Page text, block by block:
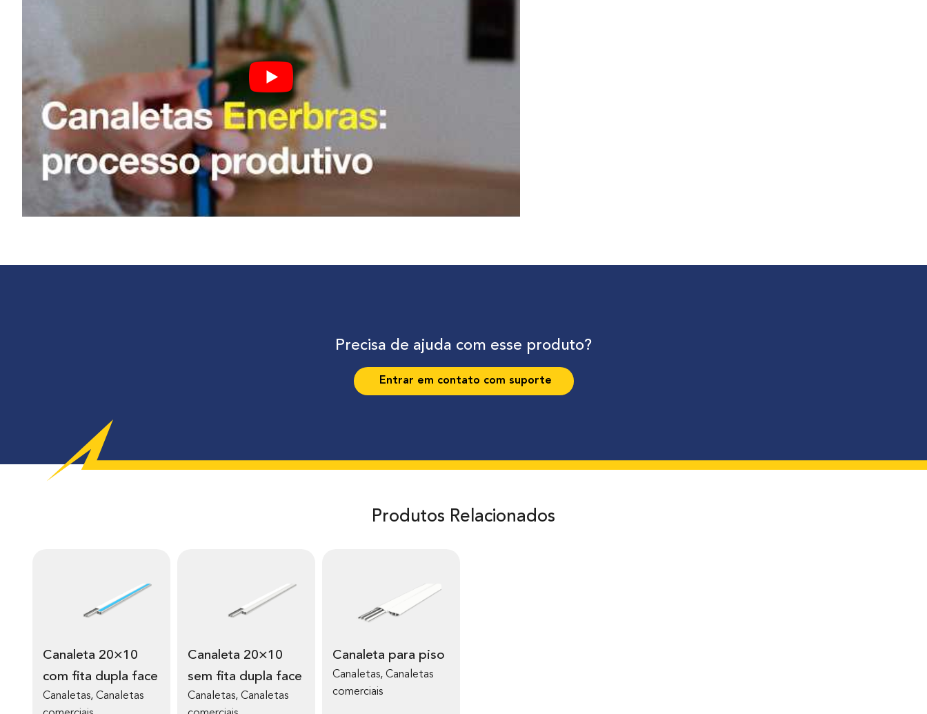
Precisa de ajuda com esse produto?
Entrar em contato com suporte
Produtos Relacionados
Canaleta 20×10
com fita dupla face
Canaletas, Canaletas
Canaleta 20×10
sem fita dupla face
Canaletas, Canaletas
Canaleta para piso
Canaletas, Canaletas
comerciais